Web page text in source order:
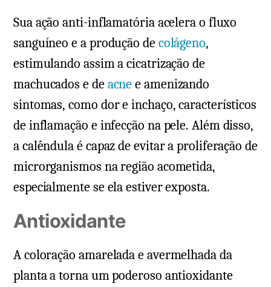
Sua ação anti-inflamatória acelera o fluxo
sanguíneo e a produção decolágeno,
estimulando assim a cicatrização de
machucados e deacnee amenizando
sintomas, como dor e inchaço, característicos
de inflamação e infecção na pele. Além disso,
a calêndula é capaz de evitar a proliferação de
microrganismos na região acometida,
especialmente se ela estiver exposta.
Antioxidante
A coloração amarelada e avermelhada da
planta a torna um poderoso antioxidante